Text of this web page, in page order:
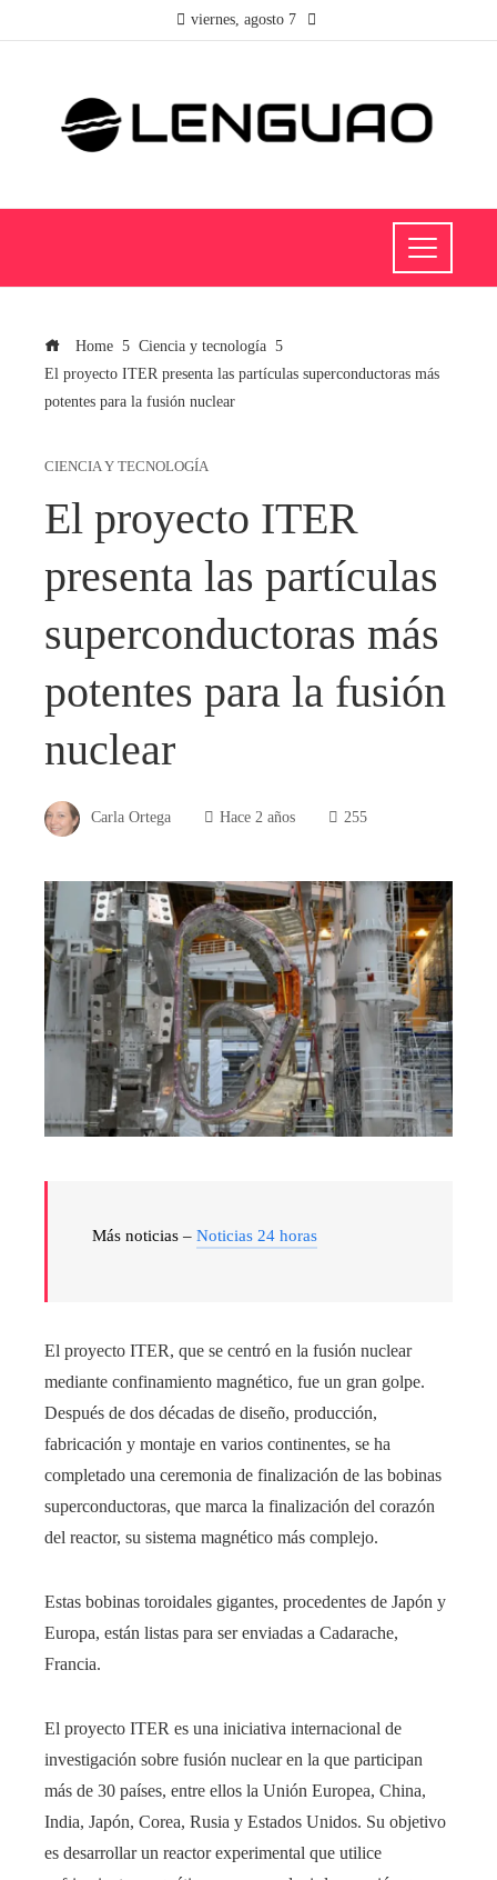
viernes, agosto 7
Home
Ciencia y tecnología
El proyecto ITER presenta las partículas superconductoras más
potentes para la fusión nuclear
CIENCIA Y TECNOLOGÍA
El proyecto ITER
presenta las partículas
superconductoras más
potentes para la fusión
nuclear
Carla Ortega Hace 2 años 255
Más noticias – Noticias 24 horas
El proyecto ITER, que se centró en la fusión nuclear
mediante confinamiento magnético, fue un gran golpe.
Después de dos décadas de diseño, producción,
fabricación y montaje en varios continentes, se ha
completado una ceremonia de finalización de las bobinas
superconductoras, que marca la finalización del corazón
del reactor, su sistema magnético más complejo.
Estas bobinas toroidales gigantes, procedentes de Japón y
Europa, están listas para ser enviadas a Cadarache,
Francia.
El proyecto ITER es una iniciativa internacional de
investigación sobre fusión nuclear en la que participan
más de 30 países, entre ellos la Unión Europea, China,
India, Japón, Corea, Rusia y Estados Unidos. Su objetivo
es desarrollar un reactor experimental que utilice